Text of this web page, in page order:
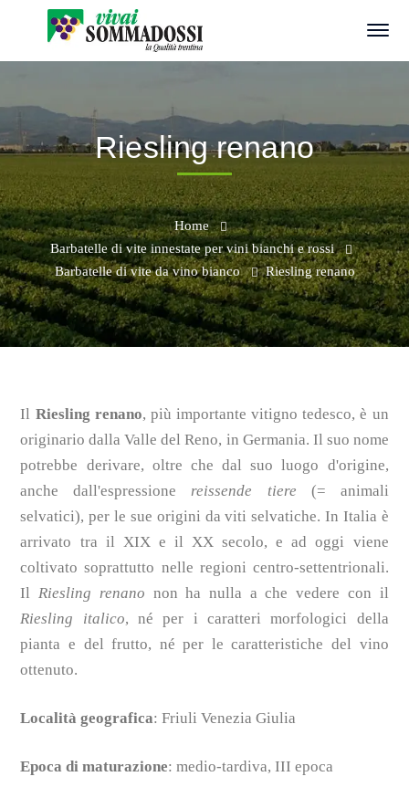
Riesling renano
Home
Barbatelle di vite innestate per vini bianchi e rossi
Barbatelle di vite da vino bianco
Riesling renano
Il Riesling renano, più importante vitigno tedesco, è un
originario dalla Valle del Reno, in Germania. Il suo nome
potrebbe derivare, oltre che dal suo luogo d'origine,
anche dall'espressione reissende tiere (= animali
selvatici), per le sue origini da viti selvatiche. In Italia è
arrivato tra il XIX e il XX secolo, e ad oggi viene
coltivato soprattutto nelle regioni centro-settentrionali.
Il Riesling renano non ha nulla a che vedere con il
Riesling italico, né per i caratteri morfologici della
pianta e del frutto, né per le caratteristiche del vino
ottenuto.
Località geografica: Friuli Venezia Giulia
Epoca di maturazione: medio-tardiva, III epoca